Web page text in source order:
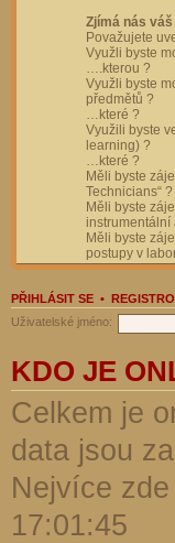
Zjímá nás
Považujete
Využli byste
….kterou ?
Využli byste
předmětů ?
…které ?
Využili byste
learning) ?
…které ?
Měli byste
Technicians“ ?
Měli byste
instrumentální
Měli byste
postupy v
PŘIHLÁSIT SE •
Uživatelské jméno:
KDO JE
Celkem je
data jsou
Nejvíce
17:01:45